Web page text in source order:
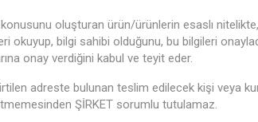
oluşturan ürün/ürünlerin esaslı
bilgi sahibi olduğunu, bu bilgileri
onay verdiğini kabul ve teyit eder.
adreste bulunan teslim edilecek kişi veya
ŞİRKET sorumlu tutulamaz.